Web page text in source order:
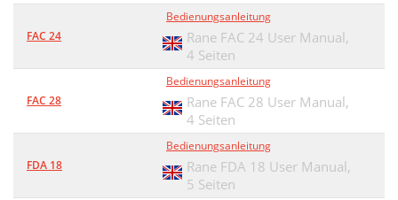
FAC 24
Bedienungsanleitung
Rane FAC 24 User Manual,
4 Seiten
FAC 28
Bedienungsanleitung
Rane FAC 28 User Manual,
4 Seiten
FDA 18
Bedienungsanleitung
Rane FDA 18 User Manual,
5 Seiten